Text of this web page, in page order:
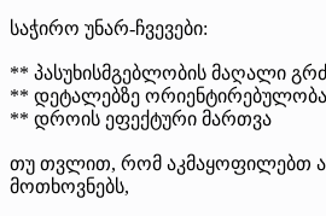
საჭირო უნარ-ჩვევები:
** პასუხისმგებლობის მაღალი
** დეტალებზე ორიენტირებულობა
** დროის ეფექტური მართვა
თუ თვლით, რომ აკმაყოფილებთ
მოთხოვნებს,